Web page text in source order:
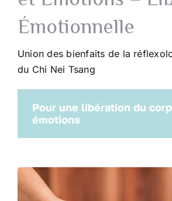
Émotionnelle
Union des bienfaits de la
du Chi Nei Tsang
Pour une libération du
émotions